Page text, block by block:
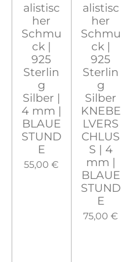
alistisc
her
Schmu
ck |
925
Sterlin
g
Silber |
4 mm |
BLAUE
STUND
E
55,00 €
alistisc
her
Schmu
ck |
925
Sterlin
g
Silber
KNEBE
LVERS
CHLUS
S | 4
mm |
BLAUE
STUND
E
75,00 €